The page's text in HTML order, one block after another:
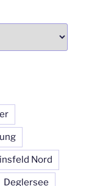
Nord
Deglersee